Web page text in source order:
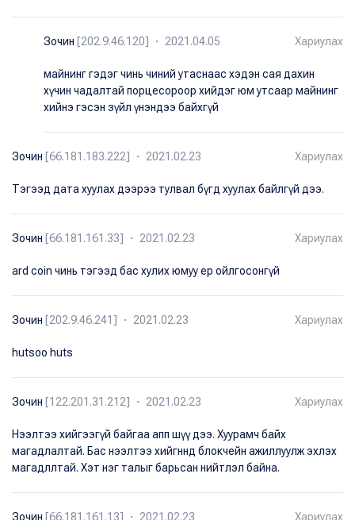
Зочин [202.9.46.120] ・ 2021.04.05 Хариулах
майнинг гэдэг чинь чиний утаснаас хэдэн сая дахин
хүчин чадалтай порцесороор хийдэг юм утсаар майнинг
хийнэ гэсэн зүйл үнэндээ байхгүй
Зочин [66.181.183.222] ・ 2021.02.23 Хариулах
Тэгээд дата хуулах дээрээ тулвал бүгд хуулах байлгүй дээ.
Зочин [66.181.161.33] ・ 2021.02.23 Хариулах
ard coin чинь тэгээд бас хулих юмуу ер ойлгосонгүй
Зочин [202.9.46.241] ・ 2021.02.23 Хариулах
hutsoo huts
Зочин [122.201.31.212] ・ 2021.02.23 Хариулах
Нээлтээ хийгээгүй байгаа апп шүү дээ. Хуурамч байх
магадлалтай. Бас нээлтээ хийгннд блокчейн ажиллуулж эхлэх
магадллтай. Хэт нэг талыг барьсан нийтлэл байна.
Зочин [66.181.161.13] ・ 2021.02.23 Хариулах